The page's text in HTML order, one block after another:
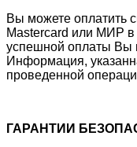
Вы можете оплатить
Mastercard или МИР в
успешной оплаты Вы
Информация,
проведенной
ГАРАНТИИ